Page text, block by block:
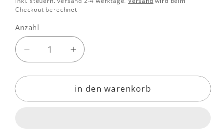
Checkout berechnet
Anzahl
Anzahl
Verringere
die
Menge
fruchtaufstrich
Erhöhe
die
Menge
für
fruchtaufstrich
in den warenkorb